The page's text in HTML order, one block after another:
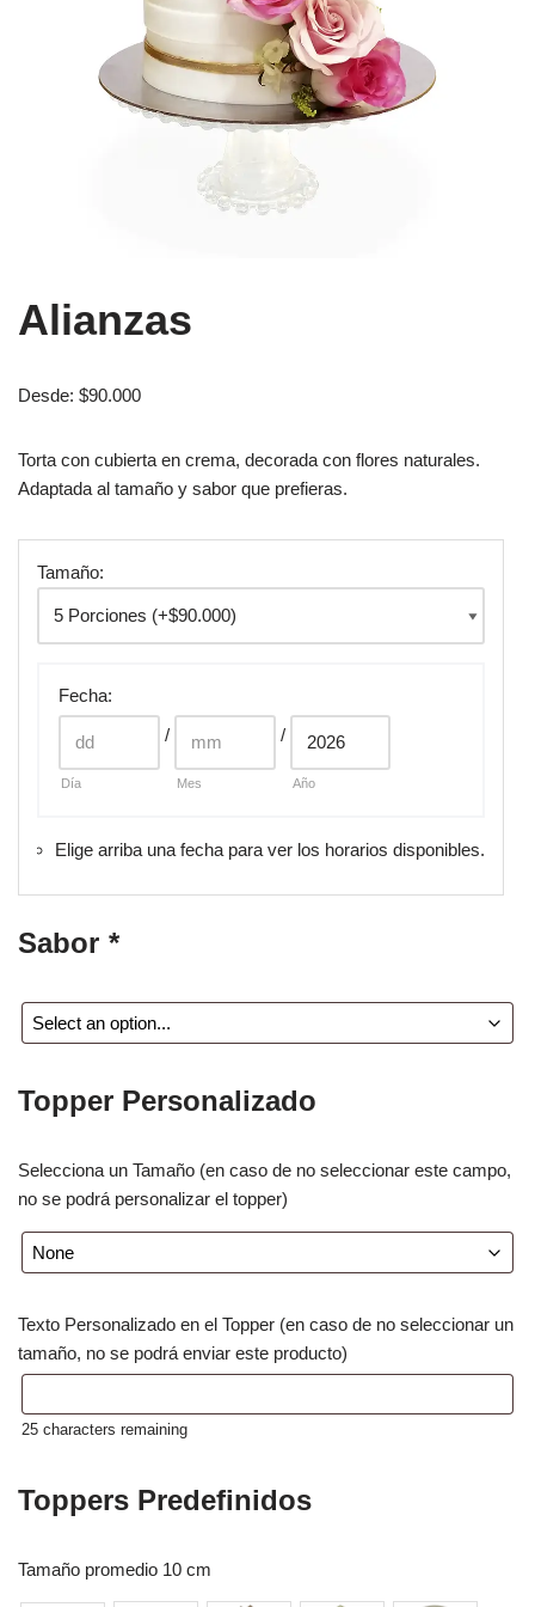
Alianzas
Desde: $90.000
Torta con cubierta en crema, decorada con flores naturales.
Adaptada al tamaño y sabor que prefieras.
Tamaño:
Fecha:
Día
/
Mes
/
Año
Elige arriba una fecha para ver los horarios disponibles.
Sabor *
Topper Personalizado
Selecciona un Tamaño (en caso de no seleccionar este campo,
no se podrá personalizar el topper)
Texto Personalizado en el Topper (en caso de no seleccionar un
tamaño, no se podrá enviar este producto)
25 characters remaining
Toppers Predefinidos
Tamaño promedio 10 cm